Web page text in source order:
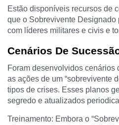
Estão disponíveis recursos de
que o Sobrevivente Designado
com líderes militares e civis e
Cenários De
Foram desenvolvidos cenários
as ações de um “sobrevivente
tipos de crises. Esses planos
segredo e atualizados
Treinamento: Embora o